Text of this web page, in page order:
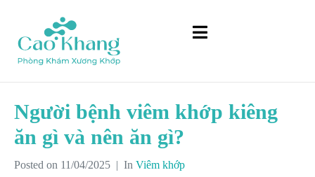
Người bệnh viêm khớp kiêng
ăn gì và nên ăn gì?
Posted on 11/04/2025 In Viêm khớp